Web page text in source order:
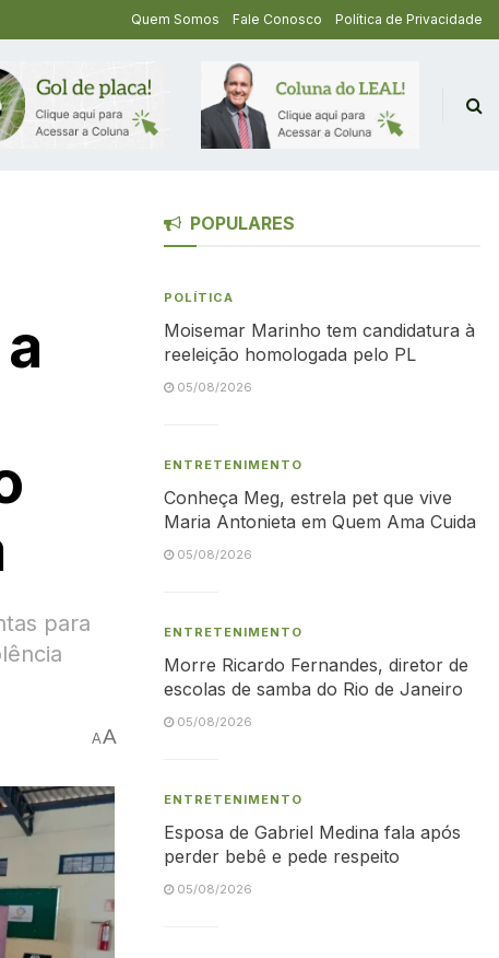
Quem Somos Fale Conosco Política de Privacidade
para
AA
POPULARES
POLÍTICA
Moisemar Marinho tem candidatura à
reeleição homologada pelo PL
05/08/2026
ENTRETENIMENTO
Conheça Meg, estrela pet que vive
Maria Antonieta em Quem Ama Cuida
05/08/2026
ENTRETENIMENTO
Morre Ricardo Fernandes, diretor de
escolas de samba do Rio de Janeiro
05/08/2026
ENTRETENIMENTO
Esposa de Gabriel Medina fala após
perder bebê e pede respeito
05/08/2026